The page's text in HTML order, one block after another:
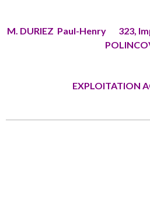
M. DURIEZ Paul-Henry 323,
EXPLOITATION